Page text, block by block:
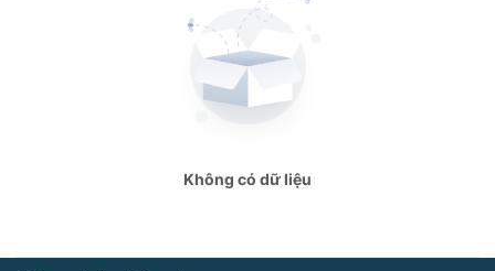
Không có dữ liệu